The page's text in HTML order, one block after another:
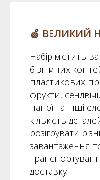
🍏 ВЕЛИКИЙ
Набір містить
6 знімних
пластикових
фрукти,
напої та інші
кількість
розігрувати
завантаження
доставку